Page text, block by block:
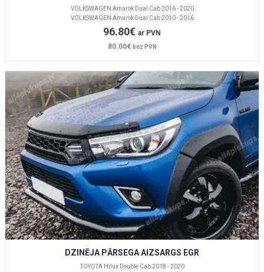
VOLKSWAGEN Amarok Dual Cab 2016 - 2020
VOLKSWAGEN Amarok Dual Cab 2010 - 2016
96.80€ ar PVN
80.00€ bez PVN
DZINĒJA PĀRSEGA AIZSARGS EGR
TOYOTA Hilux Double Cab 2018 - 2020